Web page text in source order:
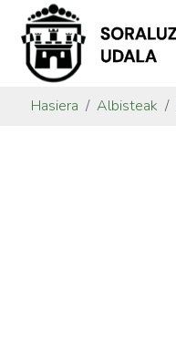
Hasiera Albisteak